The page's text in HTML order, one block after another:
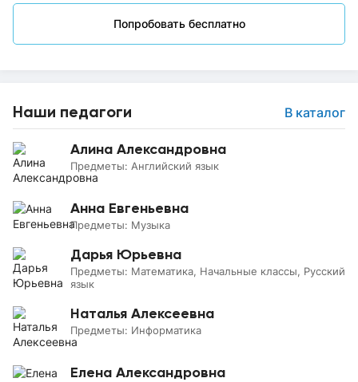
Попробовать бесплатно
Наши педагоги В каталог
Алина Александровна
Предметы: Английский язык
Анна Евгеньевна
Предметы: Музыка
Дарья Юрьевна
Предметы: Математика, Начальные классы, Русский
язык
Наталья Алексеевна
Предметы: Информатика
Елена Александровна